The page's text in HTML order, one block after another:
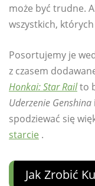
może być trudne.
wszystkich,
Posortujemy je
z czasem
Honkai: Star Railto
Uderzenie Genshina
spodziewać się
starcie .
Jak Zrobić